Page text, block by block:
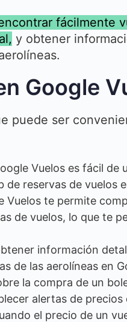
fácilmente
y obtener
Google
puede ser
Vuelos es fácil de
reservas de vuelos
Vuelos te permite
de vuelos, lo que te
información
de las aerolíneas en
la compra de un
alertas de
el precio de un